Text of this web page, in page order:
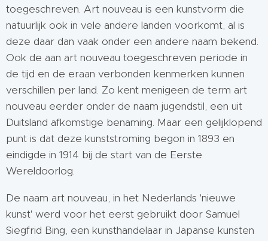
toegeschreven. Art nouveau is een kunstvorm die
natuurlijk ook in vele andere landen voorkomt, al is
deze daar dan vaak onder een andere naam bekend.
Ook de aan art nouveau toegeschreven periode in
de tijd en de eraan verbonden kenmerken kunnen
verschillen per land. Zo kent menigeen de term art
nouveau eerder onder de naam jugendstil, een uit
Duitsland afkomstige benaming. Maar een gelijklopend
punt is dat deze kunststroming begon in 1893 en
eindigde in 1914 bij de start van de Eerste
Wereldoorlog.
De naam art nouveau, in het Nederlands 'nieuwe
kunst' werd voor het eerst gebruikt door Samuel
Siegfrid Bing, een kunsthandelaar in Japanse kunsten